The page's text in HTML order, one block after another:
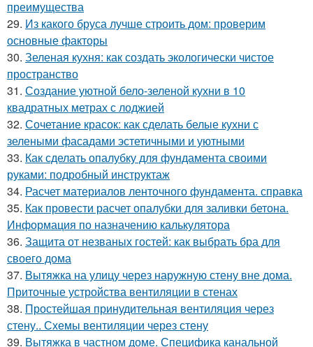
преимущества
29. Из какого бруса лучше строить дом: проверим
основные факторы
30. Зеленая кухня: как создать экологически чистое
пространство
31. Создание уютной бело-зеленой кухни в 10
квадратных метрах с лоджией
32. Сочетание красок: как сделать белые кухни с
зелеными фасадами эстетичными и уютными
33. Как сделать опалубку для фундамента своими
руками: подробный инструктаж
34. Расчет материалов ленточного фундамента. справка
35. Как провести расчет опалубки для заливки бетона.
Информация по назначению калькулятора
36. Защита от незваных гостей: как выбрать бра для
своего дома
37. Вытяжка на улицу через наружную стену вне дома.
Приточные устройства вентиляции в стенах
38. Простейшая принудительная вентиляция через
стену.. Схемы вентиляции через стену
39. Вытяжка в частном доме. Специфика канальной